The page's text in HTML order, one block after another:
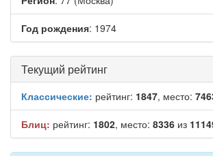
Год рождения: 1974
Текущий рейтинг
Классические: рейтинг: 1847, место:
Блиц: рейтинг: 1802, место: 8336 из